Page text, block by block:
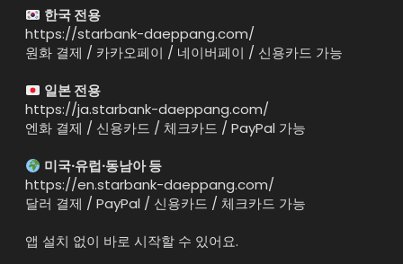
한국 전용
https://starbank-daeppang.com/
원화 결제 / 카카오페이 / 네이버페이 / 신용카드 가능
일본 전용
https://ja.starbank-daeppang.com/
엔화 결제 / 신용카드 / 체크카드 / PayPal 가능
미국·유럽·동남아 등
https://en.starbank-daeppang.com/
달러 결제 / PayPal / 신용카드 / 체크카드 가능
앱 설치 없이 바로 시작할 수 있어요.